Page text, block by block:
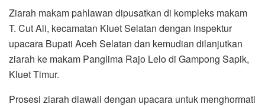
Ziarah makam pahlawan dipusatkan di kompleks makam
T. Cut Ali, kecamatan Kluet Selatan dengan inspektur
upacara Bupati Aceh Selatan dan kemudian dilanjutkan
ziarah ke makam Panglima Rajo Lelo di Gampong Sapik,
Kluet Timur.
Prosesi ziarah diawali dengan upacara untuk menghormati